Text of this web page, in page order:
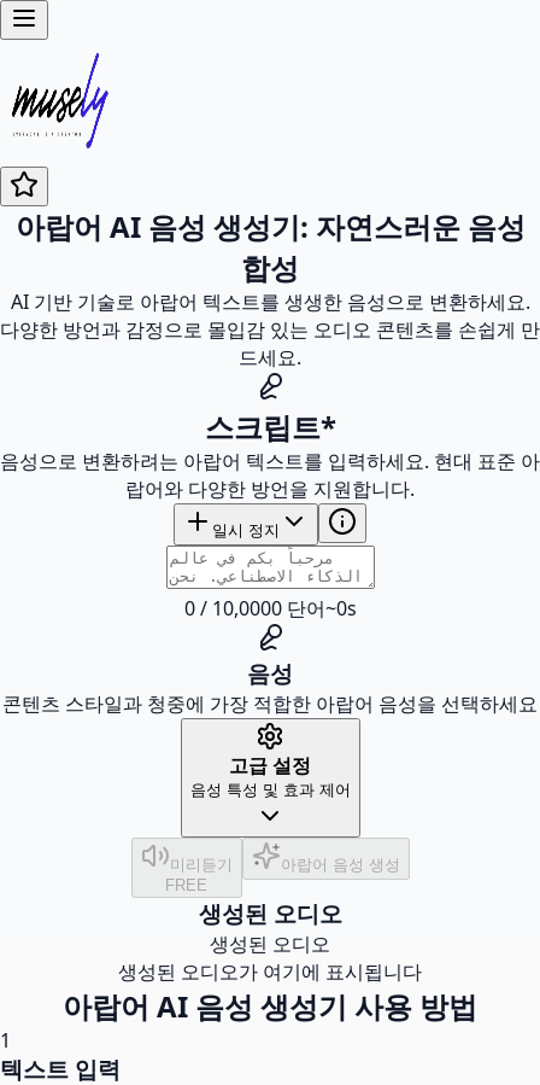
아랍어 AI 음성 생성기: 자연스러운 음성
합성
AI 기반 기술로 아랍어 텍스트를 생생한 음성으로 변환하세요.
다양한 방언과 감정으로 몰입감 있는 오디오 콘텐츠를 손쉽게 만
드세요.
스크립트*
음성으로 변환하려는 아랍어 텍스트를 입력하세요. 현대 표준 아
랍어와 다양한 방언을 지원합니다.
일시 정지
0 / 10,0000 단어~0s
음성
콘텐츠 스타일과 청중에 가장 적합한 아랍어 음성을 선택하세요
고급 설정
음성 특성 및 효과 제어
미리듣기
FREE
아랍어 음성 생성
생성된 오디오
생성된 오디오
생성된 오디오가 여기에 표시됩니다
아랍어 AI 음성 생성기 사용 방법
1
텍스트 입력